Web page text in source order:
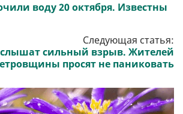
воду 20 октября. Известны
Следующая статья:
сильный взрыв. Жителей
просят не паниковать